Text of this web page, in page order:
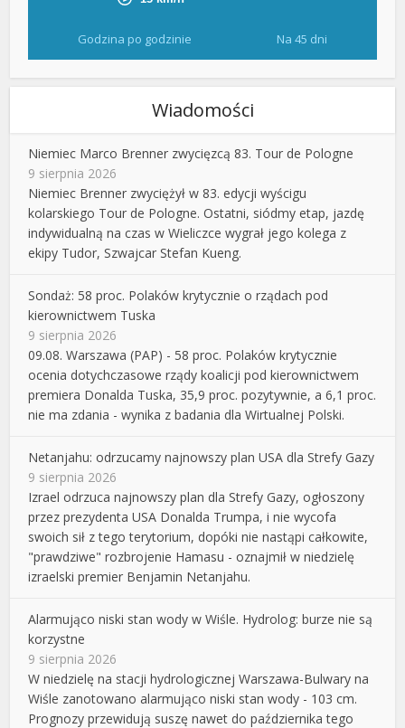
Godzina po godzinie Na 45 dni
Wiadomości
Niemiec Marco Brenner zwycięzcą 83. Tour de Pologne
9 sierpnia 2026
Niemiec Brenner zwyciężył w 83. edycji wyścigu
kolarskiego Tour de Pologne. Ostatni, siódmy etap, jazdę
indywidualną na czas w Wieliczce wygrał jego kolega z
ekipy Tudor, Szwajcar Stefan Kueng.
Sondaż: 58 proc. Polaków krytycznie o rządach pod
kierownictwem Tuska
9 sierpnia 2026
09.08. Warszawa (PAP) - 58 proc. Polaków krytycznie
ocenia dotychczasowe rządy koalicji pod kierownictwem
premiera Donalda Tuska, 35,9 proc. pozytywnie, a 6,1 proc.
nie ma zdania - wynika z badania dla Wirtualnej Polski.
Netanjahu: odrzucamy najnowszy plan USA dla Strefy Gazy
9 sierpnia 2026
Izrael odrzuca najnowszy plan dla Strefy Gazy, ogłoszony
przez prezydenta USA Donalda Trumpa, i nie wycofa
swoich sił z tego terytorium, dopóki nie nastąpi całkowite,
"prawdziwe" rozbrojenie Hamasu - oznajmił w niedzielę
izraelski premier Benjamin Netanjahu.
Alarmująco niski stan wody w Wiśle. Hydrolog: burze nie są
korzystne
9 sierpnia 2026
W niedzielę na stacji hydrologicznej Warszawa-Bulwary na
Wiśle zanotowano alarmująco niski stan wody - 103 cm.
Prognozy przewidują suszę nawet do października tego